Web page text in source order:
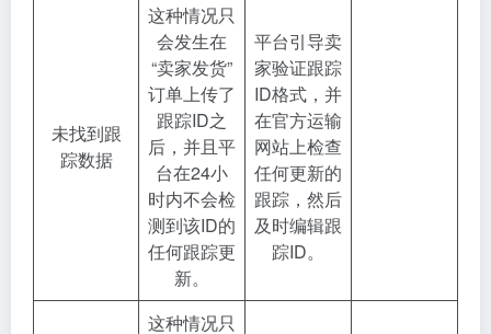
未找到跟
踪数据
这种情况只
会发生在
“卖家发货”
订单上传了
跟踪ID之
后，并且平
台在24小
时内不会检
测到该ID的
任何跟踪更
新。
平台引导卖
家验证跟踪
ID格式，并
在官方运输
网站上检查
任何更新的
跟踪，然后
及时编辑跟
踪ID。
这种情况只